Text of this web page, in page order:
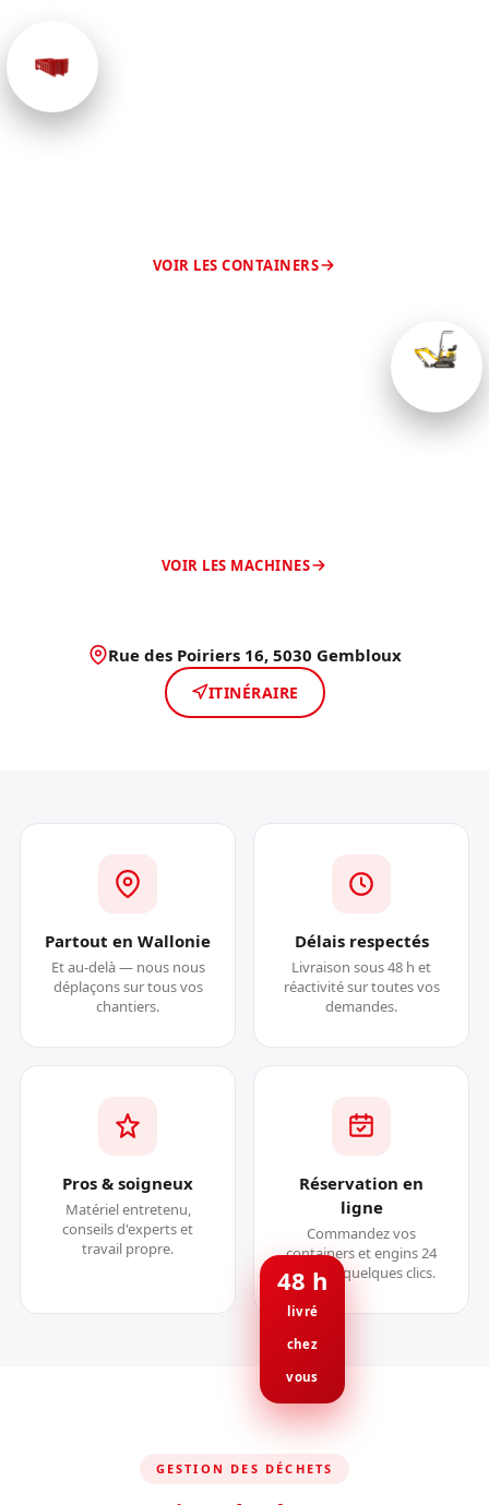
VOIR LES CONTAINERS
VOIR LES MACHINES
Rue des Poiriers 16, 5030 Gembloux
ITINÉRAIRE
Partout en Wallonie
Et au-delà — nous nous
déplaçons sur tous vos
chantiers.
Délais respectés
Livraison sous 48 h et
réactivité sur toutes vos
demandes.
Pros & soigneux
Matériel entretenu,
conseils d'experts et
travail propre.
Réservation en
ligne
Commandez vos
containers et engins 24
h/24, en quelques clics.
GESTION DES DÉCHETS
48 h
livré
chez
vous